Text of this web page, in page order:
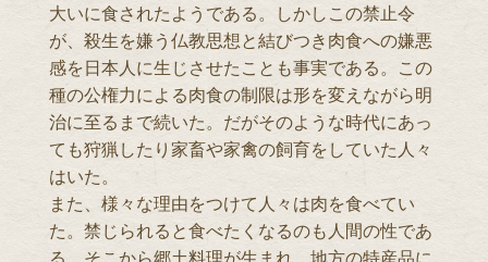
大いに食されたようである。しかしこの禁止令
が、殺生を嫌う仏教思想と結びつき肉食への嫌悪
感を日本人に生じさせたことも事実である。この
種の公権力による肉食の制限は形を変えながら明
治に至るまで続いた。だがそのような時代にあっ
ても狩猟したり家畜や家禽の飼育をしていた人々
はいた。
また、様々な理由をつけて人々は肉を食べてい
た。禁じられると食べたくなるのも人間の性であ
る。そこから郷土料理が生まれ、地方の特産品に